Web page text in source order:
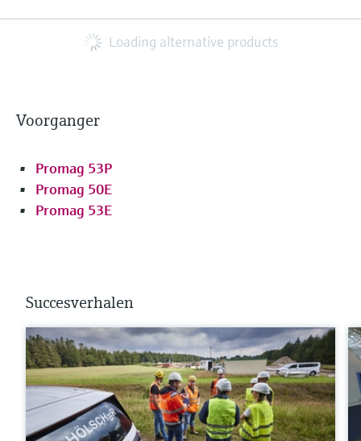
Loading alternative products
Voorganger
Promag 53P
Promag 50E
Promag 53E
Succesverhalen